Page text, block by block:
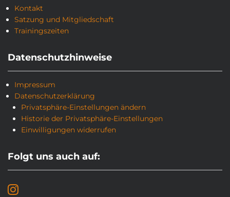
Kontakt
Satzung und Mitgliedschaft
Trainingszeiten
Datenschutzhinweise
Impressum
Datenschutzerklärung
Privatsphäre-Einstellungen ändern
Historie der Privatsphäre-Einstellungen
Einwilligungen widerrufen
Folgt uns auch auf: